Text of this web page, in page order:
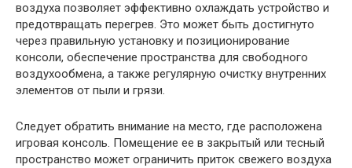
воздуха позволяет эффективно охлаждать устройство и
предотвращать перегрев. Это может быть достигнуто
через правильную установку и позиционирование
консоли, обеспечение пространства для свободного
воздухообмена, а также регулярную очистку внутренних
элементов от пыли и грязи.
Следует обратить внимание на место, где расположена
игровая консоль. Помещение ее в закрытый или тесный
пространство может ограничить приток свежего воздуха